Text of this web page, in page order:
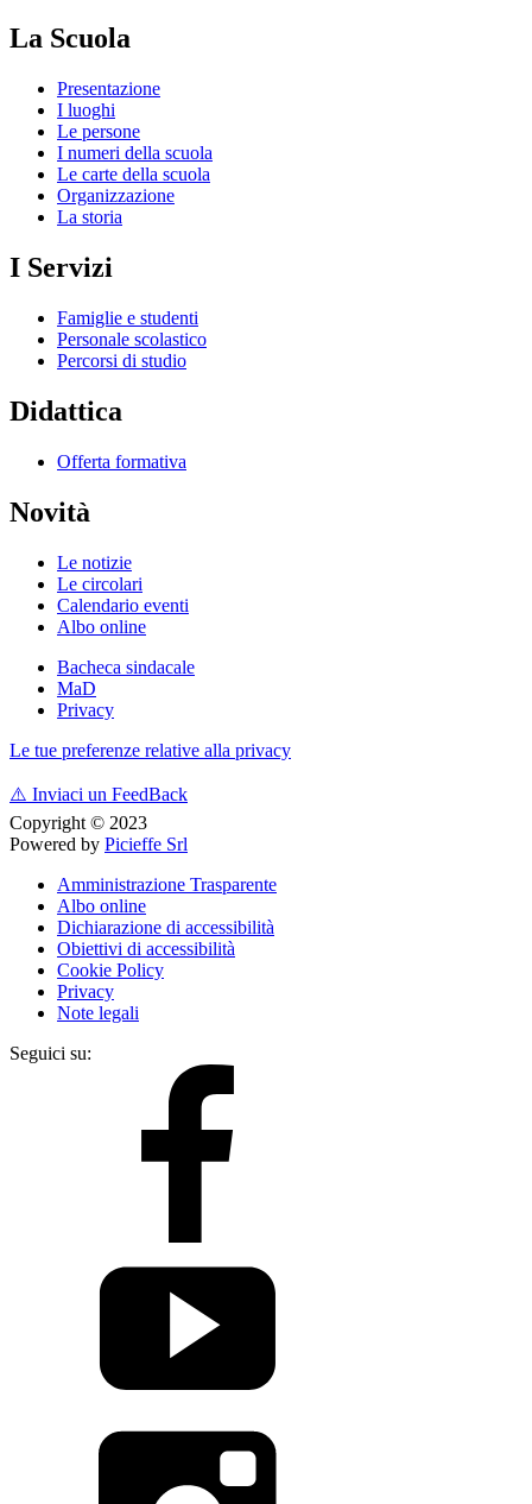
La Scuola
Presentazione
I luoghi
Le persone
I numeri della scuola
Le carte della scuola
Organizzazione
La storia
I Servizi
Famiglie e studenti
Personale scolastico
Percorsi di studio
Didattica
Offerta formativa
Novità
Le notizie
Le circolari
Calendario eventi
Albo online
Bacheca sindacale
MaD
Privacy
Le tue preferenze relative alla privacy
⚠️ Inviaci un FeedBack
Copyright © 2023
Powered by Picieffe Srl
Amministrazione Trasparente
Albo online
Dichiarazione di accessibilità
Obiettivi di accessibilità
Cookie Policy
Privacy
Note legali
Seguici su: